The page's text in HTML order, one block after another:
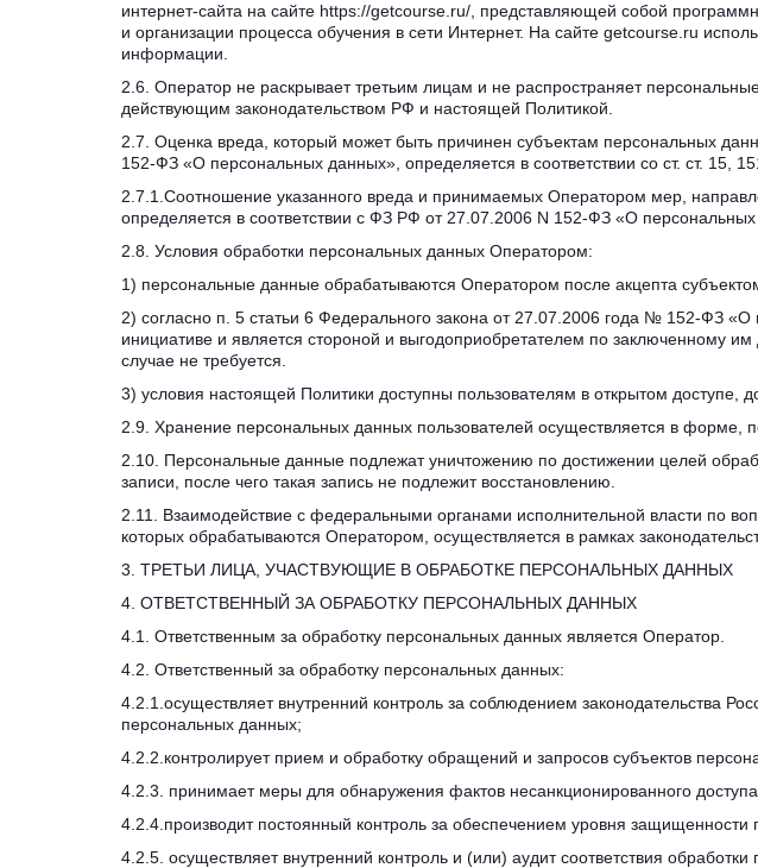
интернет-сайта на сайте https://getcourse.ru/, представляющей собой
и организации процесса обучения в сети Интернет. На сайте getcourse.ru
информации.
2.6. Оператор не раскрывает третьим лицам и не распространяет
действующим законодательством РФ и настоящей Политикой.
2.7. Оценка вреда, который может быть причинен субъектам персональных
152-ФЗ «О персональных данных», определяется в соответствии со ст. ст. 15,
2.7.1.Соотношение указанного вреда и принимаемых Оператором мер,
определяется в соответствии с ФЗ РФ от 27.07.2006 N 152-ФЗ «О
2.8. Условия обработки персональных данных Оператором:
1) персональные данные обрабатываются Оператором после акцепта
2) согласно п. 5 статьи 6 Федерального закона от 27.07.2006 года № 152-ФЗ
инициативе и является стороной и выгодоприобретателем по заключенному
случае не требуется.
3) условия настоящей Политики доступны пользователям в открытом доступе,
2.9. Хранение персональных данных пользователей осуществляется в форме,
2.10. Персональные данные подлежат уничтожению по достижении целей
записи, после чего такая запись не подлежит восстановлению.
2.11. Взаимодействие с федеральными органами исполнительной власти по
которых обрабатываются Оператором, осуществляется в рамках
3. ТРЕТЬИ ЛИЦА, УЧАСТВУЮЩИЕ В ОБРАБОТКЕ ПЕРСОНАЛЬНЫХ ДАННЫХ
4. ОТВЕТСТВЕННЫЙ ЗА ОБРАБОТКУ ПЕРСОНАЛЬНЫХ ДАННЫХ
4.1. Ответственным за обработку персональных данных является Оператор.
4.2. Ответственный за обработку персональных данных:
4.2.1.осуществляет внутренний контроль за соблюдением законодательства
персональных данных;
4.2.2.контролирует прием и обработку обращений и запросов субъектов
4.2.3. принимает меры для обнаружения фактов несанкционированного
4.2.4.производит постоянный контроль за обеспечением уровня
4.2.5. осуществляет внутренний контроль и (или) аудит соответствия